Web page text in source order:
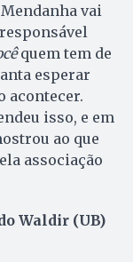
vai
quem tem de
esperar
acontecer.
isso, e em
ao que
associação
Waldir (UB)